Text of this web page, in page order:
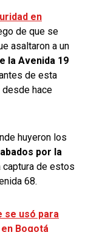
en
de que se
asaltaron a un
la Avenida 19
de esta
desde hace
huyeron los
por la
captura de estos
68.
se usó para
Bogotá